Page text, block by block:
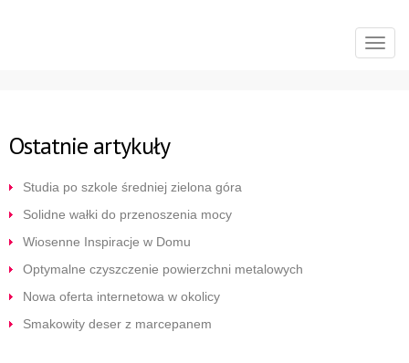
Ostatnie artykuły
Studia po szkole średniej zielona góra
Solidne wałki do przenoszenia mocy
Wiosenne Inspiracje w Domu
Optymalne czyszczenie powierzchni metalowych
Nowa oferta internetowa w okolicy
Smakowity deser z marcepanem